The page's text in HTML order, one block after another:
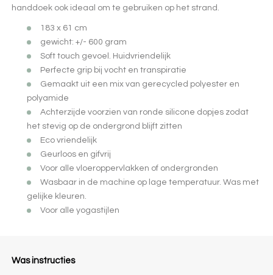
handdoek ook ideaal om te gebruiken op het strand.
183 x 61 cm
gewicht: +/- 600 gram
Soft touch gevoel. Huidvriendelijk
Perfecte grip bij vocht en transpiratie
Gemaakt uit een mix van gerecycled polyester en
polyamide
Achterzijde voorzien van ronde silicone dopjes zodat
het stevig op de ondergrond blijft zitten
Eco vriendelijk
Geurloos en gifvrij
Voor alle vloeroppervlakken of ondergronden
Wasbaar in de machine op lage temperatuur. Was met
gelijke kleuren.
Voor alle yogastijlen
Was instructies